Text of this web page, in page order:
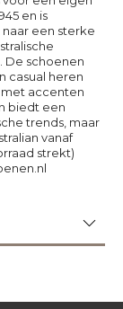
en is
een sterke
De schoenen
casual heren
accenten
biedt een
trends, maar
vanaf
strekt)